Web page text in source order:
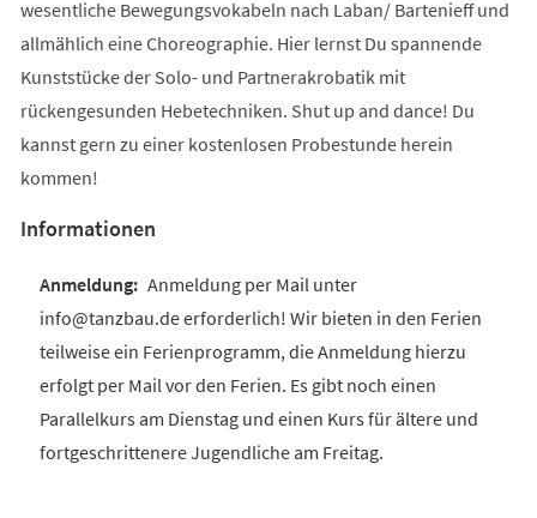
wesentliche Bewegungsvokabeln nach Laban/ Bartenieff und
allmählich eine Choreographie. Hier lernst Du spannende
Kunststücke der Solo- und Partnerakrobatik mit
rückengesunden Hebetechniken. Shut up and dance! Du
kannst gern zu einer kostenlosen Probestunde herein
kommen!
Informationen
Anmeldung per Mail unter
info@tanzbau.de erforderlich! Wir bieten in den Ferien
teilweise ein Ferienprogramm, die Anmeldung hierzu
erfolgt per Mail vor den Ferien. Es gibt noch einen
Parallelkurs am Dienstag und einen Kurs für ältere und
fortgeschrittenere Jugendliche am Freitag.